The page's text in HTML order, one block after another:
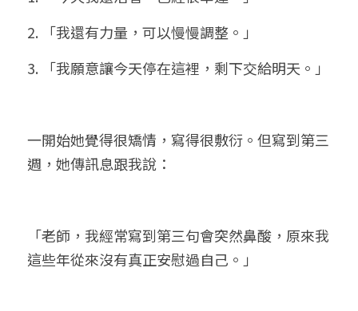
2. 「我還有力量，可以慢慢調整。」
3. 「我願意讓今天停在這裡，剩下交給明天。」
一開始她覺得很矯情，寫得很敷衍。但寫到第三
週，她傳訊息跟我說：
「老師，我經常寫到第三句會突然鼻酸，原來我
這些年從來沒有真正安慰過自己。」